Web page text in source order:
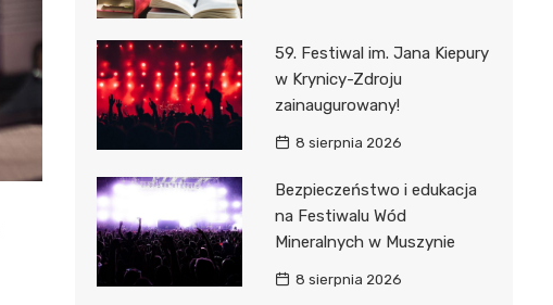
59. Festiwal im. Jana Kiepury
w Krynicy-Zdroju
zainaugurowany!
8 sierpnia 2026
Bezpieczeństwo i edukacja
na Festiwalu Wód
Mineralnych w Muszynie
8 sierpnia 2026